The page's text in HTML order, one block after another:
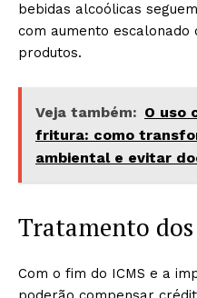
bebidas alcoólicas
com aumento
produtos.
Veja também: O uso
fritura: como
ambiental e evitar
Tratamento
Com o fim do ICMS e a